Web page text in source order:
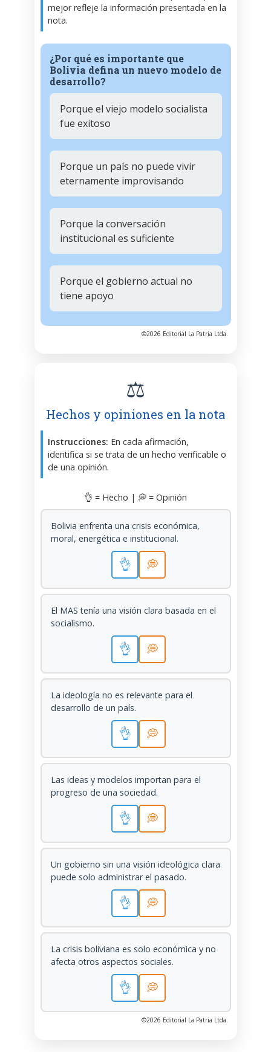
mejor refleje la información presentada en la
nota.
¿Por qué es importante que
Bolivia defina un nuevo modelo de
desarrollo?
Porque el viejo modelo socialista
fue exitoso
Porque un país no puede vivir
eternamente improvisando
Porque la conversación
institucional es suficiente
Porque el gobierno actual no
tiene apoyo
©2026 Editorial La Patria Ltda.
⚖️
Hechos y opiniones en la nota
Instrucciones: En cada afirmación,
identifica si se trata de un hecho verificable o
de una opinión.
👌 = Hecho | 💭 = Opinión
Bolivia enfrenta una crisis económica,
moral, energética e institucional.
👌 💭
El MAS tenía una visión clara basada en el
socialismo.
👌 💭
La ideología no es relevante para el
desarrollo de un país.
👌 💭
Las ideas y modelos importan para el
progreso de una sociedad.
👌 💭
Un gobierno sin una visión ideológica clara
puede solo administrar el pasado.
👌 💭
La crisis boliviana es solo económica y no
afecta otros aspectos sociales.
👌 💭
©2026 Editorial La Patria Ltda.